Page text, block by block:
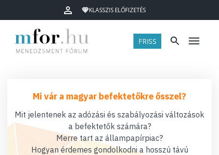
KLASSZIS ELŐFIZETÉS
FRISS Menü
Mi vár a magyar befektetőkre ősszel?
Mit jelentenek az adózási és szabályozási változások
a befektetők számára?
Merre tart az állampapírpiac?
Hogyan érdemes gondolkodni a hosszú távú